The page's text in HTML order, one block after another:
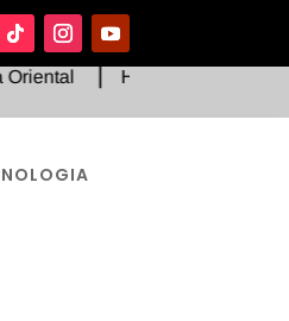
Histórico fallo judicial